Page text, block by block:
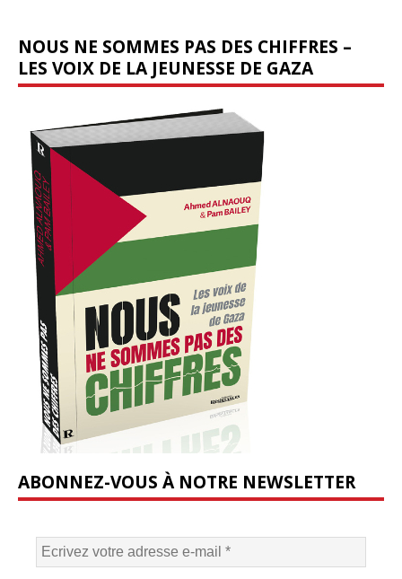
NOUS NE SOMMES PAS DES CHIFFRES –
LES VOIX DE LA JEUNESSE DE GAZA
ABONNEZ-VOUS À NOTRE NEWSLETTER